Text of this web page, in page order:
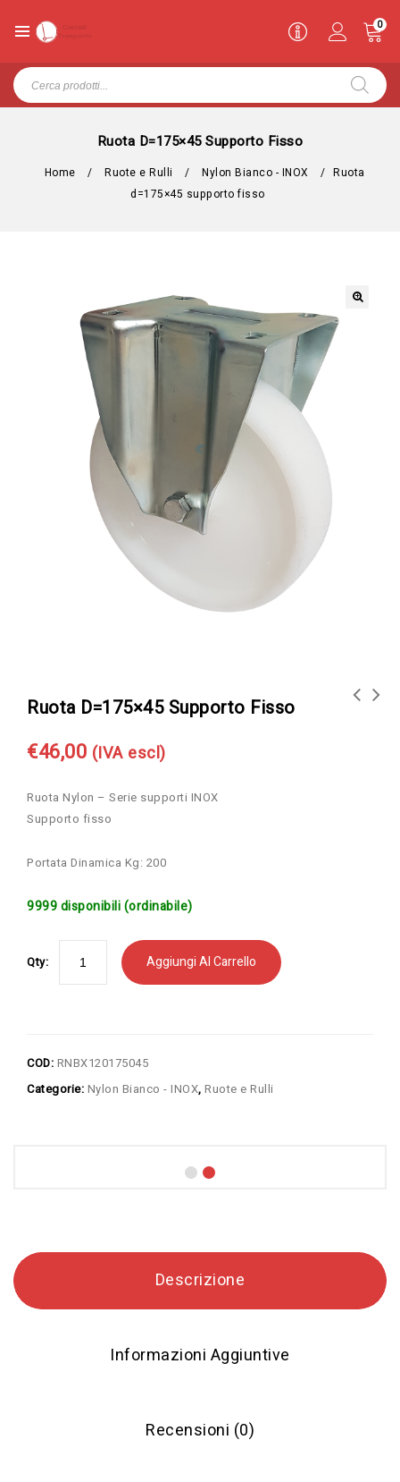
0
Ruota D=175×45 Supporto Fisso
Home / Ruote e Rulli / Nylon Bianco - INOX / Ruota
d=175×45 supporto fisso
Ruota D=175×45 Supporto Fisso
€46,00 (IVA escl)
Ruota Nylon – Serie supporti INOX
Supporto fisso
Portata Dinamica Kg: 200
9999 disponibili (ordinabile)
Qty: Aggiungi Al Carrello
COD: RNBX120175045
Categorie: Nylon Bianco - INOX, Ruote e Rulli
Descrizione
Informazioni Aggiuntive
Recensioni (0)